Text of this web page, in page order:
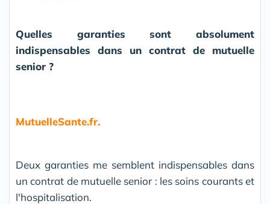
Quelles garanties sont absolument
indispensables dans un contrat de mutuelle
senior ?
MutuelleSante.fr.
Deux garanties me semblent indispensables dans
un contrat de mutuelle senior : les soins courants et
l'hospitalisation.